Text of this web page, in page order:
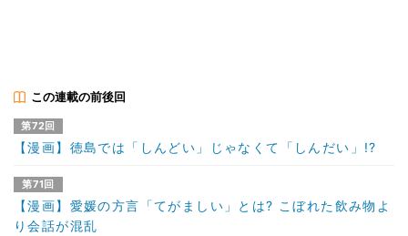
この連載の前後回
第72回
【漫画】徳島では「しんどい」じゃなくて「しんだい」!?
第71回
【漫画】愛媛の方言「てがましい」とは? こぼれた飲み物よ
り会話が混乱